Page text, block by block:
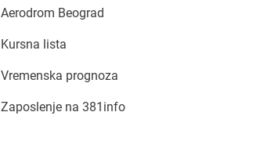
Aerodrom Beograd
Kursna lista
Vremenska prognoza
Zaposlenje na 381info